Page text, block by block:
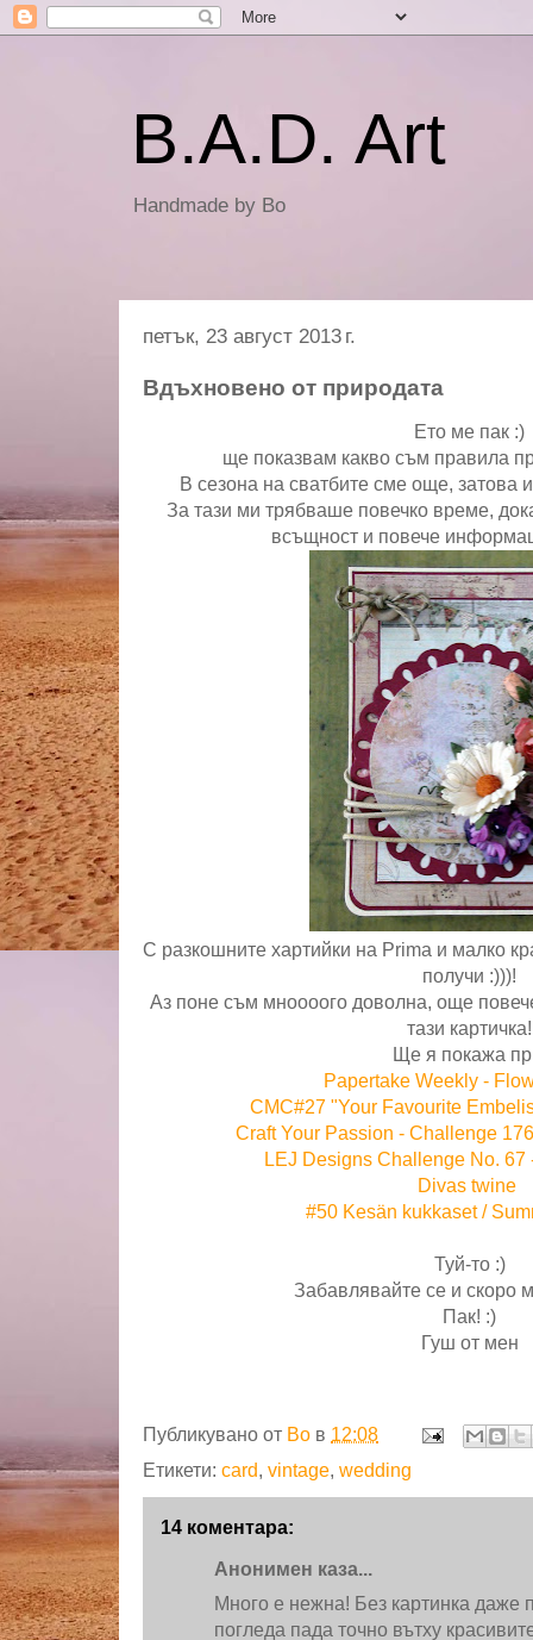
B.A.D. Art
Handmade by Bo
петък, 23 август 2013 г.
Вдъхновено от природата
Ето ме пак :)
ще показвам какво съм правила
В сезона на сватбите сме още, затова
За тази ми трябваше повечко време,
всъщност и повече
С разкошните хартийки на Prima и малко
получи :)))!
Аз поне съм мноооого доволна, още
тази картичка!
Ще я покажа
Papertake Weekly -
CMC#27 "Your Favourite
Craft Your Passion - Challenge
LEJ Designs Challenge No. 67
Divas twine
#50 Kesän kukkaset /
Туй-то :)
Забавлявайте се и скоро
Пак! :)
Гуш от мен
Публикувано от Bo в 12:08
Етикети: card, vintage, wedding
14 коментара:
Анонимен каза...
Много е нежна! Без картинка даже
погледа пада точно вътху